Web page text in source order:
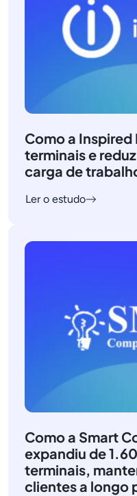
Como a
terminais e
carga de
Ler o estudo
Como a Smart
expandiu de
terminais,
clientes a longo